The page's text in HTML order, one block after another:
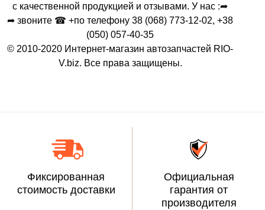
с качественной продукцией и отзывами. У нас :➦
➦ звоните ☎ +по телефону 38 (068) 773-12-02, +38
(050) 057-40-35
© 2010-2020 Интернет-магазин автозапчастей RIO-
V.biz. Все права защищены.
Фиксированная
стоимость доставки
Официальная
гарантия от
производителя